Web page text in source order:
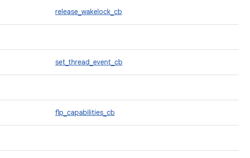
release_wakelock_cb
set_thread_event_cb
flp_capabilities_cb